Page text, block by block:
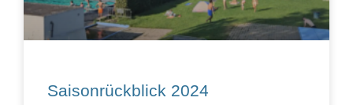
Saisonrückblick 2024